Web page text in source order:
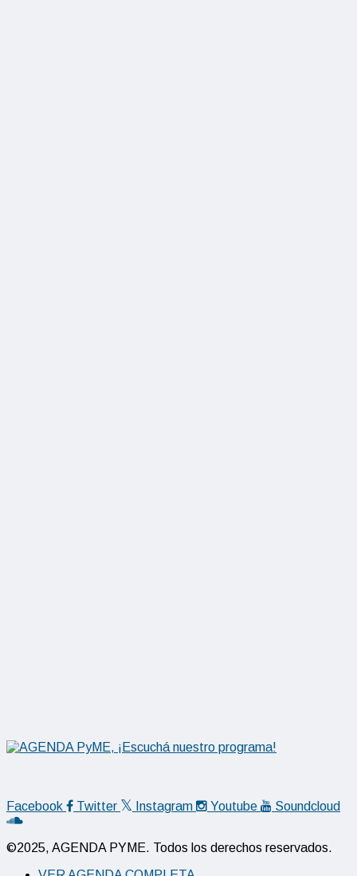
Facebook Twitter Instagram Youtube Soundcloud
©2025, AGENDA PYME. Todos los derechos reservados.